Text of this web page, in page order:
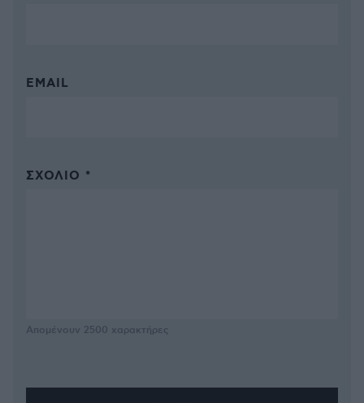
EMAIL
ΣΧΌΛΙΟ *
Απομένουν 2500 χαρακτήρες